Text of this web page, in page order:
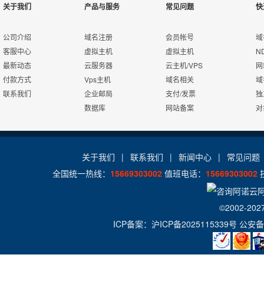
关于我们
公司介绍
客服中心
最新动态
付款方式
联系我们
产品与服务
域名注册
虚拟主机
云服务器
Vps主机
企业邮局
数据库
常见问题
会员帐号
虚拟主机
云主机/VPS
域名相关
支付/发票
网站备案
关于我们 | 联系我们 | 新闻中心 |
常见问题
全国统一热线： 15669303002 值班电话： 15669303002
©2002-
ICP备案： 沪ICP备2025115339号 公安